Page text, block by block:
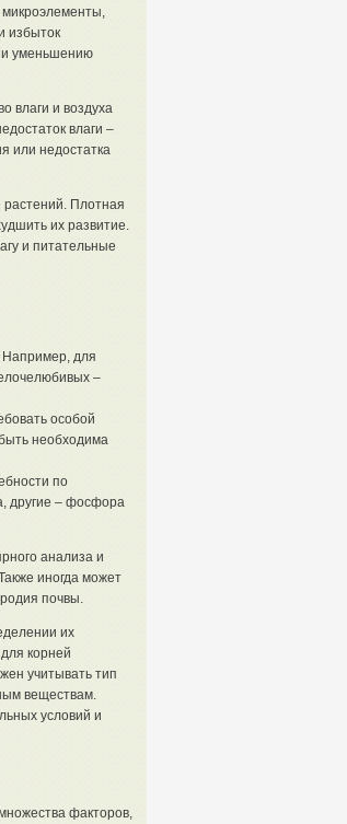
микроэлементы,
избыток
и уменьшению
влаги и воздуха
влаги –
или недостатка
растений. Плотная
их развитие.
и питательные
Например, для
–
особой
необходима
по
другие – фосфора
анализа и
иногда может
почвы.
их
корней
учитывать тип
веществам.
условий и
факторов,